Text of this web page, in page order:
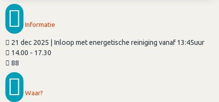
Informatie
21 dec 2025 | Inloop met energetische reiniging vanaf 13:45uur
14.00 - 17.30
88
Waar?